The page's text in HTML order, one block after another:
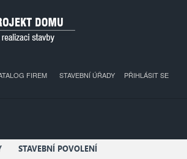
PŘIHLÁSIT SE
FIREM STAVEBNÍ ÚŘADY
STAVEBNÍ POVOLENÍ